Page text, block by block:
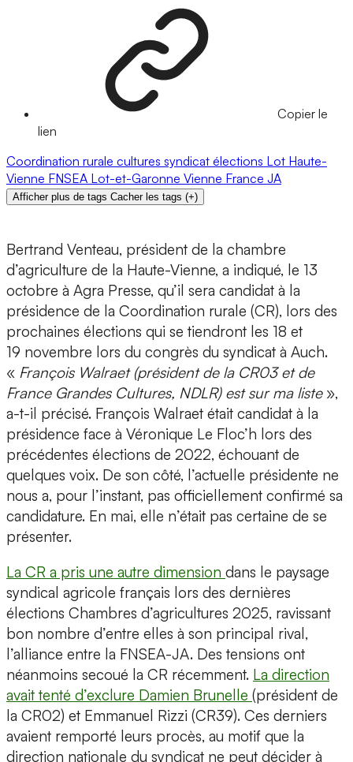
Copier le
lien
Coordination rurale cultures syndicat élections Lot Haute-
Vienne FNSEA Lot-et-Garonne Vienne France JA
Afficher plus de tags Cacher les tags (+)
Bertrand Venteau, président de la chambre
d’agriculture de la Haute-Vienne, a indiqué, le 13
octobre à Agra Presse, qu’il sera candidat à la
présidence de la Coordination rurale (CR), lors des
prochaines élections qui se tiendront les 18 et
19 novembre lors du congrès du syndicat à Auch.
« François Walraet (président de la CR03 et de
France Grandes Cultures, NDLR) est sur ma liste»,
a-t-il précisé. François Walraet était candidat à la
présidence face à Véronique Le Floc’h lors des
précédentes élections de 2022, échouant de
quelques voix. De son côté, l’actuelle présidente ne
nous a, pour l’instant, pas officiellement confirmé sa
candidature. En mai, elle n’était pas certaine de se
présenter.
La CR a pris une autre dimension dans le paysage
syndical agricole français lors des dernières
élections Chambres d’agricultures 2025, ravissant
bon nombre d’entre elles à son principal rival,
l’alliance entre la FNSEA-JA. Des tensions ont
néanmoins secoué la CR récemment. La direction
avait tenté d’exclure Damien Brunelle (président de
la CR02) et Emmanuel Rizzi (CR39). Ces derniers
avaient remporté leurs procès, au motif que la
direction nationale du syndicat ne peut décider à